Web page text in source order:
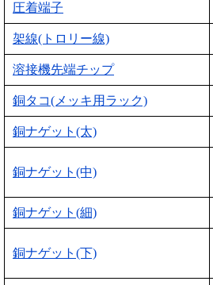
圧着端子
架線(トロリー線)
溶接機先端チップ
銅タコ(メッキ用ラック)
銅ナゲット(太)
銅ナゲット(中)
銅ナゲット(細)
銅ナゲット(下)